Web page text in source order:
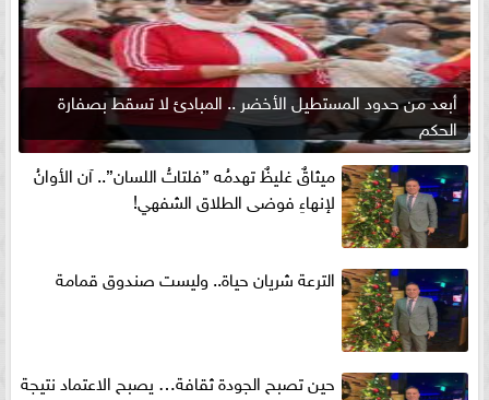
أبعد من حدود المستطيل الأخضر .. المبادئ لا تسقط بصفارة
الحكم
ميثاقٌ غليظٌ تهدمُه ”فلتاتُ اللسان”.. آن الأوانُ
لإنهاءِ فوضى الطلاق الشفهي!
الترعة شريان حياة.. وليست صندوق قمامة
حين تصبح الجودة ثقافة… يصبح الاعتماد نتيجة